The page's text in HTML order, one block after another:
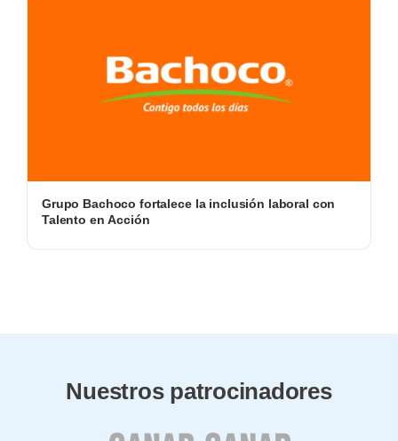
Grupo Bachoco fortalece la inclusión laboral con
Talento en Acción
Nuestros patrocinadores